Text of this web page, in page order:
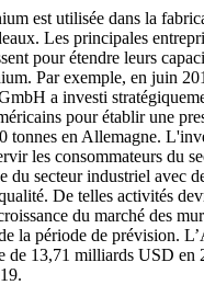
est utilisée dans la
Les principales
pour étendre leurs
Par exemple, en juin
a investi
pour établir une
tonnes en Allemagne.
les consommateurs du
du secteur industriel avec
De telles activités
du marché des
la période de prévision.
de 13,71 milliards USD en